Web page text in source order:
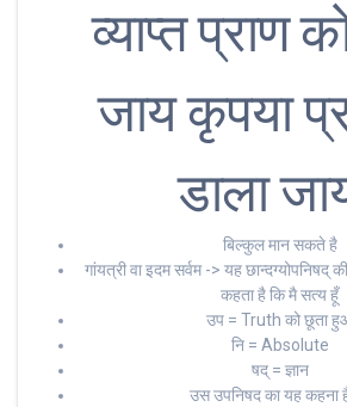
व्याप्त प्राण
जाय कृपया
डाला
बिल्कुल मान सकते है
गांयत्री वा इदम सर्वम -> यह छान्दग्योपनिषद्
कहता है कि मै सत्य हूँ
उप = Truth को छूता
नि = Absolute
षद् = ज्ञान
उस उपनिषद का यह कहना